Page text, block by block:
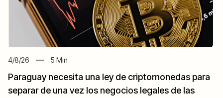
4/8/26 5 Min
Paraguay necesita una ley de criptomonedas para
separar de una vez los negocios legales de las